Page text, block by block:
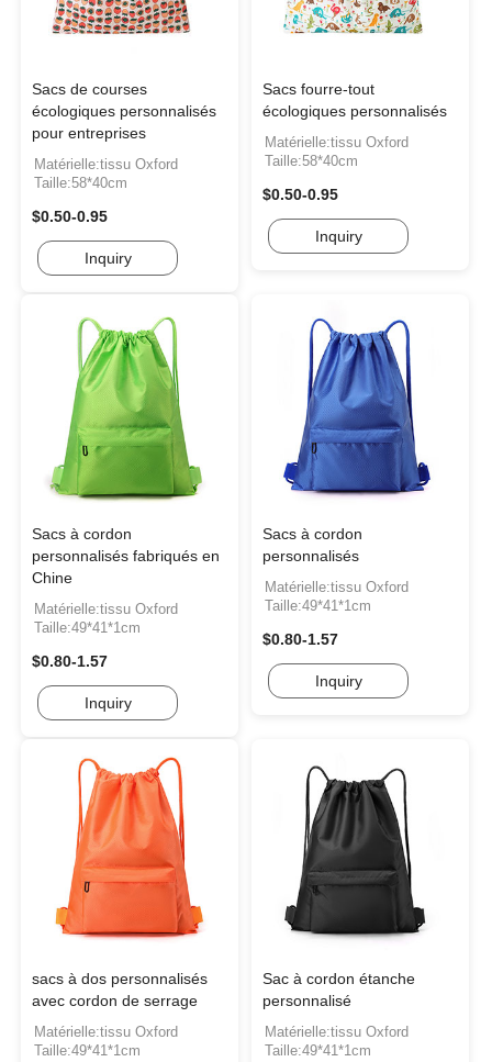
Sacs de courses
écologiques personnalisés
pour entreprises
Matérielle:tissu Oxford
Taille:58*40cm
$0.50-0.95
Inquiry
Sacs fourre-tout
écologiques personnalisés
Matérielle:tissu Oxford
Taille:58*40cm
$0.50-0.95
Inquiry
Sacs à cordon
personnalisés fabriqués en
Chine
Matérielle:tissu Oxford
Taille:49*41*1cm
$0.80-1.57
Inquiry
Sacs à cordon
personnalisés
Matérielle:tissu Oxford
Taille:49*41*1cm
$0.80-1.57
Inquiry
sacs à dos personnalisés
avec cordon de serrage
Matérielle:tissu Oxford
Taille:49*41*1cm
Sac à cordon étanche
personnalisé
Matérielle:tissu Oxford
Taille:49*41*1cm